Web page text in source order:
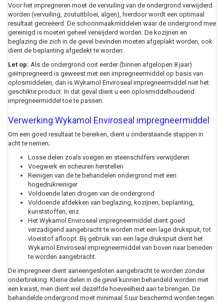
Voor het impregneren moet de vervuiling van de ondergrond verwijderd
worden (vervuiling, zoutuitbloei, algen), hierdoor wordt een optimaal
resultaat gecreëerd. De schoonmaakmiddelen waar de ondergrond mee
gereinigd is moeten geheel verwijderd worden. De kozijnen en
beglazing die zich in de gevel bevinden moeten afgeplakt worden, ook
dient de beplanting afgedekt te worden.
Let op: Als de ondergrond ooit eerder (binnen afgelopen 8 jaar)
geïmpregneerd is geweest met een impregneermiddel op basis van
oplosmiddelen, dan is Wykamol Enviroseal impregneermiddel niet het
geschikte product. In dat geval dient u een oplosmiddelhoudend
impregneermiddel toe te passen.
Verwerking Wykamol Enviroseal impregneermiddel
Om een goed resultaat te bereiken, dient u onderstaande stappen in
acht te nemen;
Losse delen zoals voegen en steenschilfers verwijderen
Voegwerk en scheuren herstellen
Reinigen van de te behandelen ondergrond met een
hogedrukreiniger
Voldoende laten drogen van de ondergrond
Voldoende afdekken van beglazing, kozijnen, beplanting,
kunststoffen, enz.
Het Wykamol Enviroseal impregneermiddel dient goed
verzadigend aangebracht te worden met een lage drukspuit, tot
vloeistof afloopt. Bij gebruik van een lage drukspuit dient het
Wykamol Enviroseal impregneermiddel van boven naar beneden
te worden aangebracht.
De impregneer dient aaneengesloten aangebracht te worden zonder
onderbreking. Kleine delen in de gevel kunnen behandeld worden met
een kwast, men dient wel dezelfde hoeveelheid aan te brengen. De
behandelde ondergrond moet minimaal 5 uur beschermd worden tegen